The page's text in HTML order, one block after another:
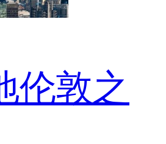
伦敦之